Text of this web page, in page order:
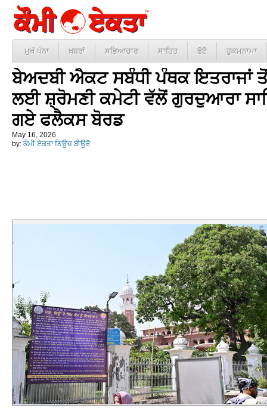
ਮੁਖੱ ਪੰਨਾ ਖ਼ਬਰਾਂ ਸਭਿਆਚਾਰ ਸਾਹਿਤ ਫੋਟੋ ਹੁਕਮਨਾਮਾ
ਬੇਅਦਬੀ ਐਕਟ ਸਬੰਧੀ ਪੰਥਕ ਇਤਰਾਜਾਂ
ਲਈ ਸ਼੍ਰੋਮਣੀ ਕਮੇਟੀ ਵੱਲੋਂ ਗੁਰਦੁਆਰਾ
ਗਏ ਫਲੈਕਸ ਬੋਰਡ
May 16, 2026
by: ਕੌਮੀ ਏਕਤਾ ਨਿਊਜ਼ ਬੀਊਰੋ